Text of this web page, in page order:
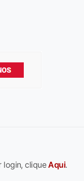
login, cliqueAqui.